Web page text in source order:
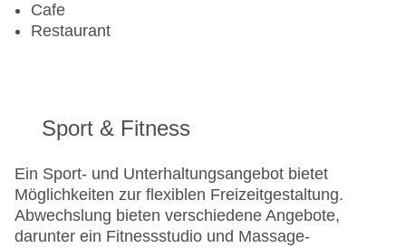
Cafe
Restaurant
Sport & Fitness
Ein Sport- und Unterhaltungsangebot bietet
Möglichkeiten zur flexiblen Freizeitgestaltung.
Abwechslung bieten verschiedene Angebote,
darunter ein Fitnessstudio und Massage-